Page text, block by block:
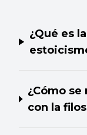
¿Qué es
¿Cómo
con la